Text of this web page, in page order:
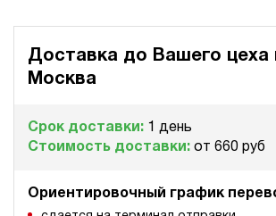
Доставка до Вашего цеха
Москва
Срок доставки: 1 день
Стоимость доставки: от 660 руб
Ориентировочный график